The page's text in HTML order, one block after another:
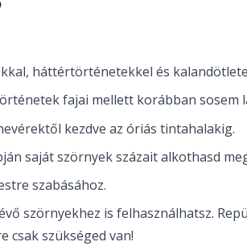
háttértörténetekkel és
fajai mellett korábban sosem
kezdve az óriás tintahalakig.
saját szörnyek százait alkothasd
szabásához.
szörnyekhez is felhasználhatsz.
csak szükséged van!